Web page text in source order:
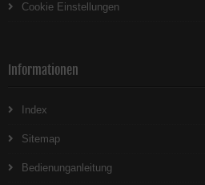
Cookie Einstellungen
Informationen
Index
Sitemap
Bedienunganleitung